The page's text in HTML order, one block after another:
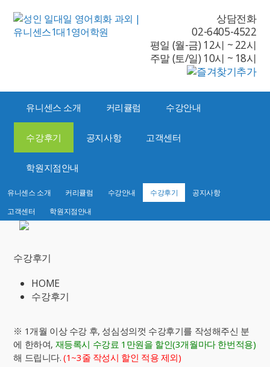
상담전화
02-6405-4522
평일 (월-금) 12시 ~ 22시
주말 (토/일) 10시 ~ 18시
유니센스 소개 커리큘럼 수강안내
수강후기 공지사항 고객센터
학원지점안내
유니센스 소개 커리큘럼 수강안내 수강후기
공지사항
고객센터
학원지점안내
수강후기
HOME
수강후기
※ 1개월 이상 수강 후, 성심성의껏 수강후기를 작성해주신 분
에 한하여, 재등록시 수강료 1만원을 할인(3개월마다 한번적용)
해 드립니다.(1~3줄 작성시 할인 적용 제외)